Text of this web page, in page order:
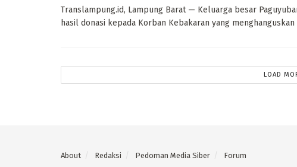
Translampung.id, Lampung Barat — Keluarga besar
hasil donasi kepada Korban Kebakaran yang menghanguskan
LOAD
About Redaksi Pedoman Media Siber Forum